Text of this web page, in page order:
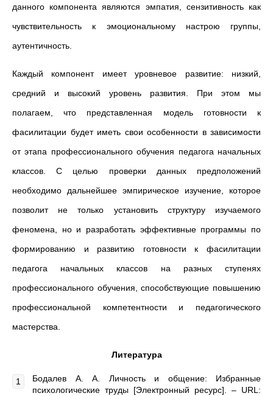
данного компонента являются эмпатия, сензитивность как
чувствительность к эмоциональному настрою группы,
аутентичность.
Каждый компонент имеет уровневое развитие: низкий,
средний и высокий уровень развития. При этом мы
полагаем, что представленная модель готовности к
фасилитации будет иметь свои особенности в зависимости
от этапа профессионального обучения педагога начальных
классов. С целью проверки данных предположений
необходимо дальнейшее эмпирическое изучение, которое
позволит не только установить структуру изучаемого
феномена, но и разработать эффективные программы по
формированию и развитию готовности к фасилитации
педагога начальных классов на разных ступенях
профессионального обучения, способствующие повышению
профессиональной компетентности и педагогического
мастерства.
Литература
Бодалев А. А. Личность и общение: Избранные
психологические труды [Электронный ресурс]. – URL: